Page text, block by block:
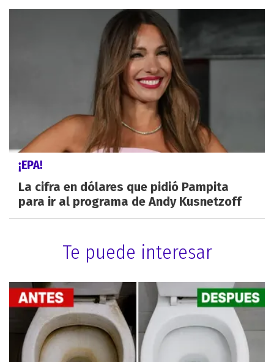
¡EPA!
La cifra en dólares que pidió Pampita
para ir al programa de Andy Kusnetzoff
Te puede interesar